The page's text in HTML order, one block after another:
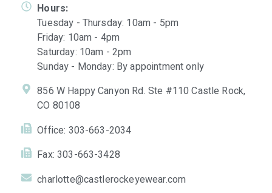
Hours:
Tuesday - Thursday: 10am - 5pm
Friday: 10am - 4pm
Saturday: 10am - 2pm
Sunday - Monday: By appointment only
856 W Happy Canyon Rd. Ste #110 Castle Rock,
CO 80108
Office: 303-663-2034
Fax: 303-663-3428
charlotte@castlerockeyewear.com